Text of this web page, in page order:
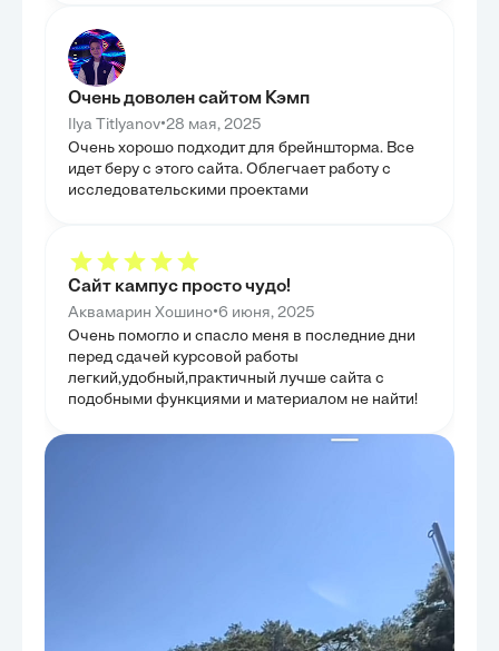
и Китая, что позволило проиллюстрировать
реальные экономические и политические
последствия протекционистских мер. Мы также
рассмотрели различные инструменты торговой
политики, используемые в современных условиях,
и проанализировали пути поиска оптимального
баланса между открытостью рынков и защитой
национальных интересов. Целью было
продемонстрировать сложность и многогранность
проблемы в условиях глобализации и
подытожила практическое применение и адаптацию
Очень доволен сайтом Кэмп
Ilya Titlyanov•28 мая, 2025
Очень хорошо подходит для брейншторма. Все
идет беру с этого сайта. Облегчает работу с
исследовательскими проектами
Сайт кампус просто чудо!
Аквамарин Хошино•6 июня, 2025
Очень помогло и спасло меня в последние дни
перед сдачей курсовой работы
легкий,удобный,практичный лучше сайта с
подобными функциями и материалом не найти!